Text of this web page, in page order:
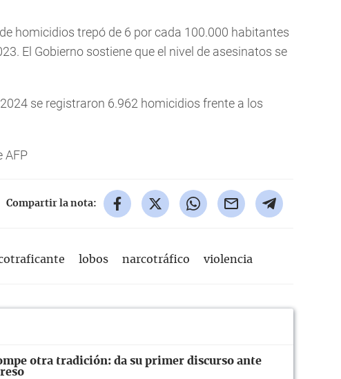
homicidios trepó de 6 por cada 100.000 habitantes
El Gobierno sostiene que el nivel de asesinatos se
se registraron 6.962 homicidios frente a los
AFP
Compartir la nota:
lobos narcotráfico violencia
otra tradición: da su primer discurso ante